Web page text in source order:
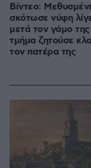
Βίντεο:
σκότωσε νύφη
μετά τον γάμο της
τμήμα ζητούσε
τον πατέρα της